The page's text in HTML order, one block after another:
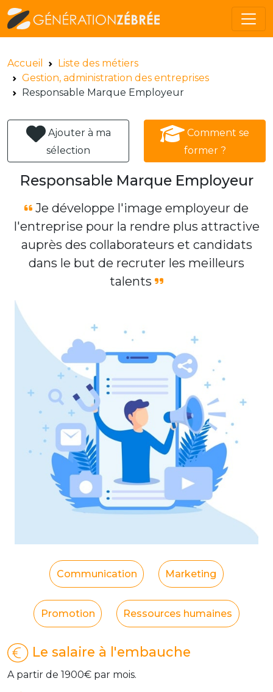
Accueil
Liste des métiers
Gestion, administration des entreprises
Responsable Marque Employeur
Ajouter à ma
sélection
Comment se
former ?
Responsable Marque Employeur
Je développe l'image employeur de
l'entreprise pour la rendre plus attractive
auprès des collaborateurs et candidats
dans le but de recruter les meilleurs
talents
Communication Marketing
Promotion Ressources humaines
Le salaire à l'embauche
A partir de 1900€ par mois.